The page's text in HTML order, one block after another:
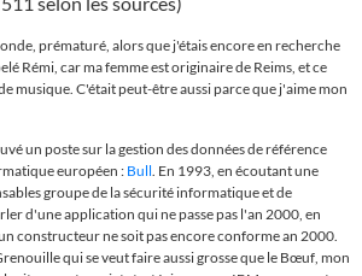
prématuré, alors que j'étais encore en recherche
Rémi, car ma femme est originaire de Reims, et ce
musique. C'était peut-être aussi parce que j'aime mon
un poste sur la gestion des données de référence
européen : Bull . En 1993, en écoutant une
groupe de la sécurité informatique et de
d'une application qui ne passe pas l'an 2000, en
constructeur ne soit pas encore conforme an 2000.
qui se veut faire aussi grosse que le Bœuf , mon